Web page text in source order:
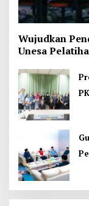
Wujudkan
Unesa